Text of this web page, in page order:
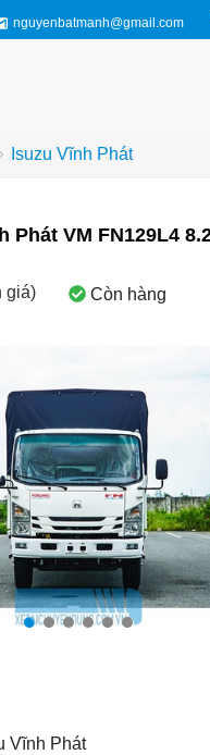
nguyenbatmanh@gmail.com
Isuzu Vĩnh Phát
Phát VM FN129L4
giá) Còn hàng
Vĩnh Phát